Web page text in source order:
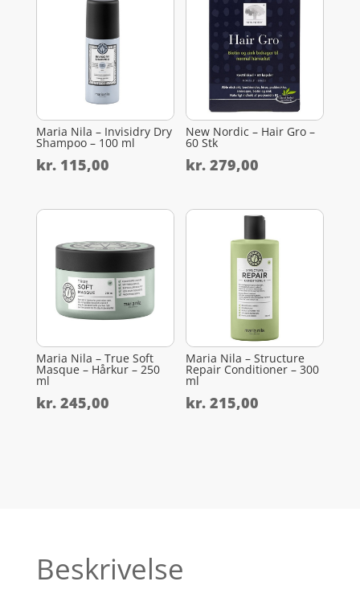
Maria Nila – Invisidry Dry
Shampoo – 100 ml
kr.115,00
New Nordic – Hair Gro –
60 Stk
kr. 279,00
Maria Nila – True Soft
Masque – Hårkur – 250
ml
kr.245,00
Maria Nila – Structure
Repair Conditioner – 300
ml
kr. 215,00
Beskrivelse